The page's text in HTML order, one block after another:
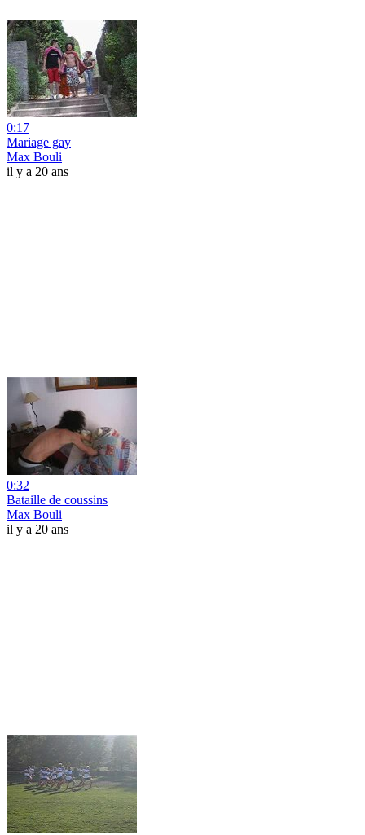
0:17
Mariage gay
Max Bouli
il y a 20 ans
0:32
Bataille de coussins
Max Bouli
il y a 20 ans